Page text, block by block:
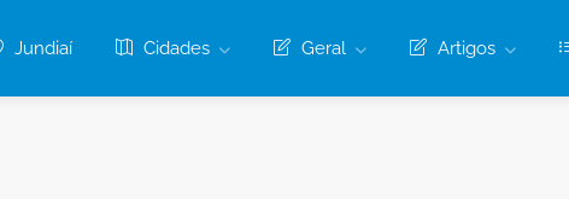
Jundiaí Cidades Geral Artigos